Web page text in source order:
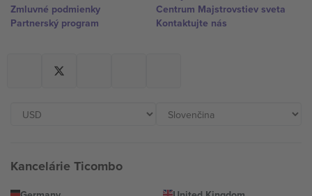
Zmluvné podmienky
Partnerský program
Centrum Majstrovstiev sveta
Kontaktujte nás
Kancelárie Ticombo